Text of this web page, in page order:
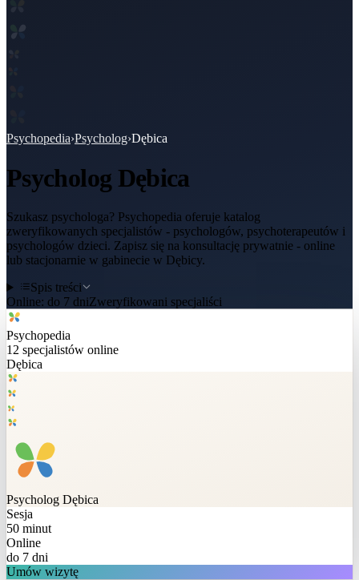
Psychopedia›Psycholog›Dębica
Psycholog Dębica
Szukasz psychologa? Psychopedia oferuje katalog
zweryfikowanych specjalistów - psychologów, psychoterapeutów i
psychologów dzieci. Zapisz się na konsultację prywatnie - online
lub stacjonarnie w gabinecie w Dębicy.
Spis treści
Online: do 7 dniZweryfikowani specjaliści
Psychopedia
12 specjalistów online
Dębica
Psycholog Dębica
Sesja
50 minut
Online
do 7 dni
Umów wizytę